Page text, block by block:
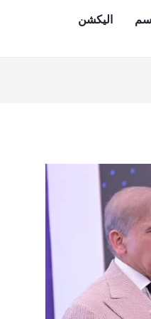
الیکشن